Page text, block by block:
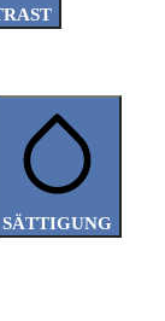
SÄTTIGUNG